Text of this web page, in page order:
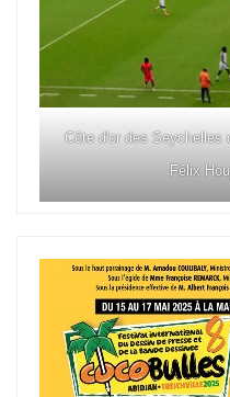
Côte d'or des Seychelles
Félix